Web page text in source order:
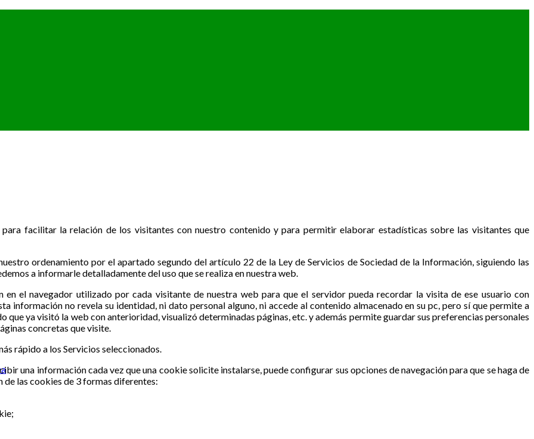
facilitar la relación de los visitantes con nuestro contenido y para permitir elaborar estadísticas sobre las visitantes que
ordenamiento por el apartado segundo del artículo 22 de la Ley de Servicios de Sociedad de la Información, siguiendo las
a informarle detalladamente del uso que se realiza en nuestra web.
en el navegador utilizado por cada visitante de nuestra web para que el servidor pueda recordar la visita de ese usuario con
información no revela su identidad, ni dato personal alguno, ni accede al contenido almacenado en su pc, pero sí que permite a
ya visitó la web con anterioridad, visualizó determinadas páginas, etc. y además permite guardar sus preferencias personales
concretas que visite.
rápido a los Servicios seleccionados.
una información cada vez que una cookie solicite instalarse, puede configurar sus opciones de navegación para que se haga de
de las cookies de 3 formas diferentes: